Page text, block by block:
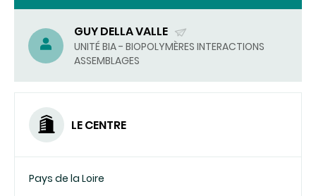
GUY DELLA VALLE
(ENVOYER
UN
COURRIEL)
UNITÉ BIA - BIOPOLYMÈRES INTERACTIONS
ASSEMBLAGES
LE CENTRE
Pays de la Loire